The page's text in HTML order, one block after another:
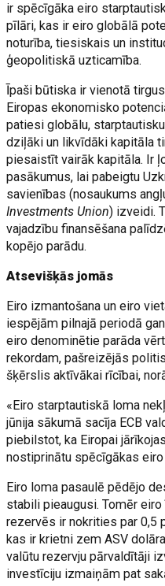
ir spēcīgāka eiro
pīlāri, kas ir eiro globālā
noturība, tiesiskais un
ģeopolitiskā uzticamība.
Īpaši būtiska ir vienotā
Eiropas ekonomisko
patiesi globālu,
dziļāki un likvīdāki kapitāla
piesaistīt vairāk kapitāla. Ir
pasākumus, lai pabeigtu
savienības (nosaukums
Investments Union) izveidi.
vajadzību finansēšana
kopējo parādu.
Atsevišķās jomās
Eiro izmantošana un eiro
iespējām pilnajā periodā
eiro denominētie parāda
rekordam, pašreizējās
šķērslis aktīvākai rīcībai,
«Eiro starptautiskā loma
jūnija sākumā sacīja ECB
piebilstot, ka Eiropai
nostiprinātu spēcīgākas
Eiro loma pasaulē pēdējo
stabili pieaugusi. Tomēr
rezervēs ir nokrities par 0,5
kas ir krietni zem ASV
valūtu rezervju pārvaldītāji
investīciju izmaiņām pat